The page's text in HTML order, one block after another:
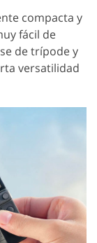
compacta y
fácil de
de trípode y
versatilidad